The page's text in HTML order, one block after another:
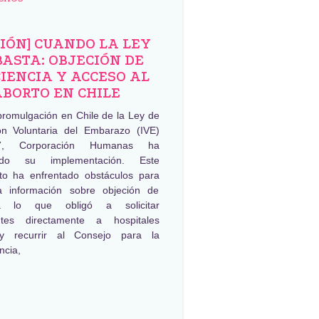
CUANDO LA LEY
OBJECIÓN DE
Y ACCESO AL
EN CHILE
en Chile de la Ley de
Voluntaria del Embarazo (IVE)
Corporación Humanas ha
su implementación. Este
ha enfrentado obstáculos para
información sobre objeción de
lo que obligó a solicitar
directamente a hospitales
recurrir al Consejo para la